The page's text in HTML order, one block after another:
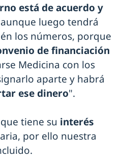
está de acuerdo y
luego tendrá
los números, porque
de financiación
Medicina con los
aparte y habrá
ese dinero".
tiene su interés
por ello nuestra